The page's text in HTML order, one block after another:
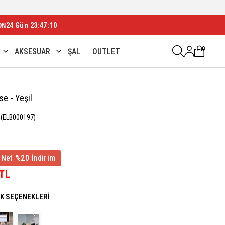
24 Gün 23:47:08
AKSESUAR ŞAL OUTLET 0
- Yeşil
(ELB000197)
%20 İndirim
SEÇENEKLERI